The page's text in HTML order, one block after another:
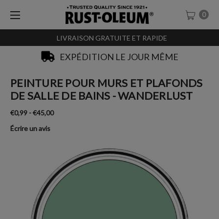
LIVRAISON GRATUITE ET RAPIDE
0
EXPÉDITION LE JOUR MÊME
PEINTURE POUR MURS ET PLAFONDS
DE SALLE DE BAINS - WANDERLUST
€0,99 - €45,00
Écrire un avis